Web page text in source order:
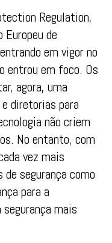
Regulation,
de
em vigor no
entrou em foco. Os
agora, uma
diretorias para
não criem
No entanto, com
vez mais
segurança como
para a
mais